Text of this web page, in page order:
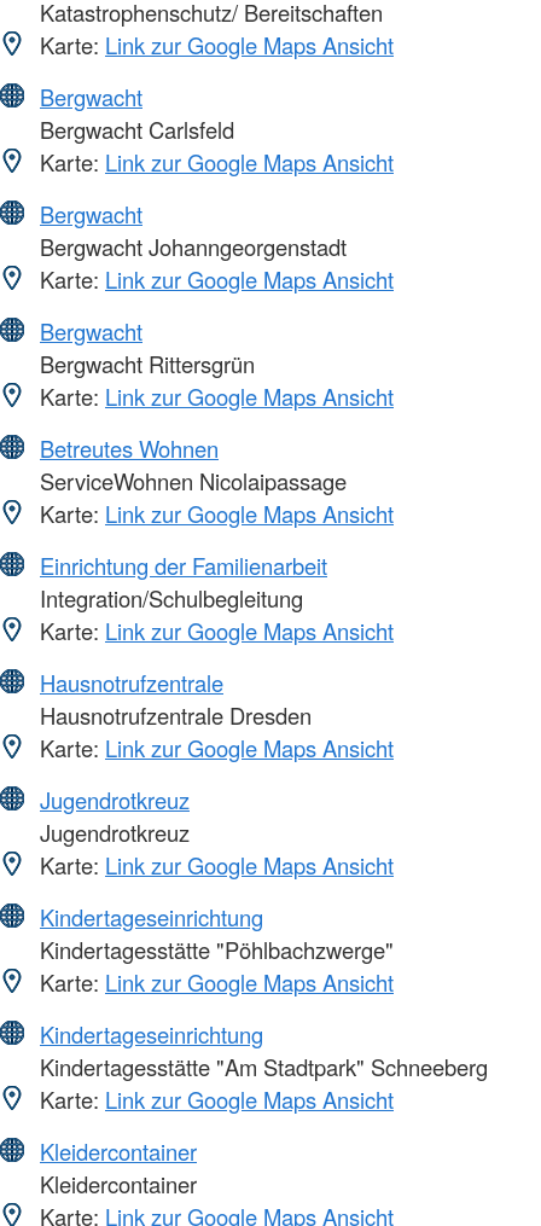
Katastrophenschutz/ Bereitschaften
Karte: Link zur Google Maps Ansicht
Bergwacht
Bergwacht Carlsfeld
Karte: Link zur Google Maps Ansicht
Bergwacht
Bergwacht Johanngeorgenstadt
Karte: Link zur Google Maps Ansicht
Bergwacht
Bergwacht Rittersgrün
Karte: Link zur Google Maps Ansicht
Betreutes Wohnen
ServiceWohnen Nicolaipassage
Karte: Link zur Google Maps Ansicht
Einrichtung der Familienarbeit
Integration/Schulbegleitung
Karte: Link zur Google Maps Ansicht
Hausnotrufzentrale
Hausnotrufzentrale Dresden
Karte: Link zur Google Maps Ansicht
Jugendrotkreuz
Jugendrotkreuz
Karte: Link zur Google Maps Ansicht
Kindertageseinrichtung
Kindertagesstätte "Pöhlbachzwerge"
Karte: Link zur Google Maps Ansicht
Kindertageseinrichtung
Kindertagesstätte "Am Stadtpark" Schneeberg
Karte: Link zur Google Maps Ansicht
Kleidercontainer
Kleidercontainer
Karte: Link zur Google Maps Ansicht